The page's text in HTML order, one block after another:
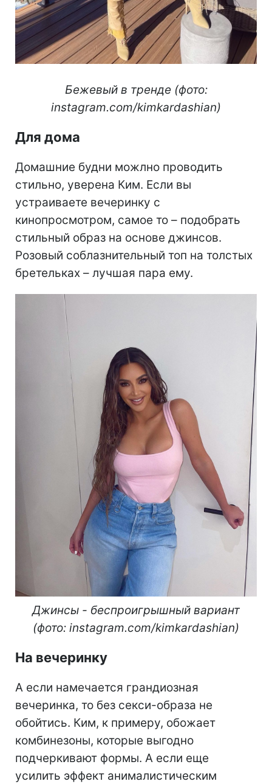
Бежевый в тренде (фото:
instagram.com/kimkardashian)
Для дома
Домашние будни можлно проводить
стильно, уверена Ким. Если вы
устраиваете вечеринку с
кинопросмотром, самое то – подобрать
стильный образ на основе джинсов.
Розовый соблазнительный топ на толстых
бретельках – лучшая пара ему.
Джинсы - беспроигрышный вариант
(фото: instagram.com/kimkardashian)
На вечеринку
А если намечается грандиозная
вечеринка, то без секси-образа не
обойтись. Ким, к примеру, обожает
комбинезоны, которые выгодно
подчеркивают формы. А если еще
усилить эффект анималистическим